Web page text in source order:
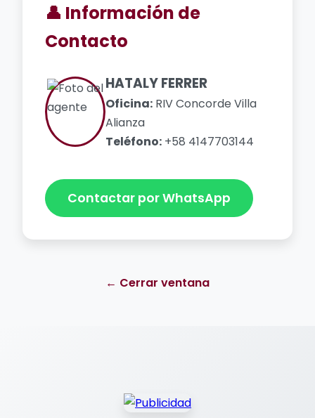
👤 Información de
Contacto
HATALY FERRER
Oficina:RIV Concorde Villa
Alianza
Teléfono:+58 4147703144
Contactar por WhatsApp
← Cerrar ventana